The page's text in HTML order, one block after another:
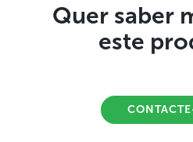
Quer saber
este